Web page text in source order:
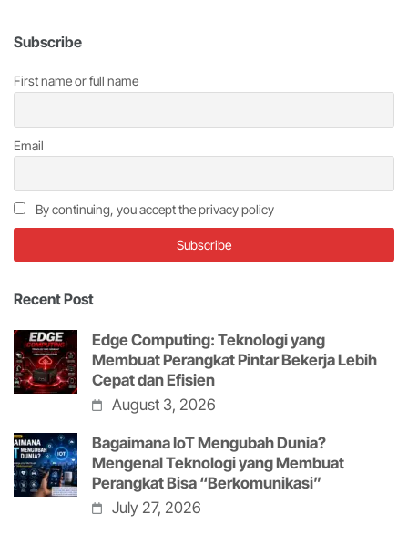
Subscribe
First name or full name
Email
By continuing, you accept the privacy policy
Recent Post
Edge Computing: Teknologi yang
Membuat Perangkat Pintar Bekerja Lebih
Cepat dan Efisien
August 3, 2026
Bagaimana IoT Mengubah Dunia?
Mengenal Teknologi yang Membuat
Perangkat Bisa “Berkomunikasi”
July 27, 2026